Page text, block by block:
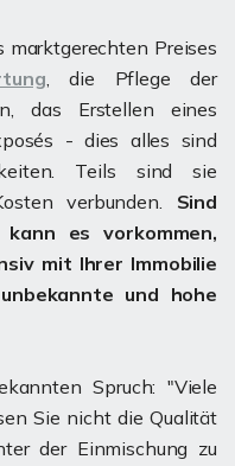
marktgerechten Preises
, die Pflege der
das Erstellen eines
- dies alles sind
Teils sind sie
verbunden. Sind
es vorkommen,
mit Ihrer Immobilie
und hohe
Spruch: "Viele
Sie nicht die Qualität
der Einmischung zu